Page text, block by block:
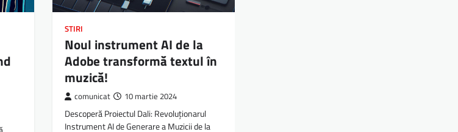
STIRI
Noul instrument AI de la
Adobe transformă textul în
muzică!
comunicat 10 martie 2024
Descoperă Proiectul Dali: Revoluționarul
Instrument AI de Generare a Muzicii de la